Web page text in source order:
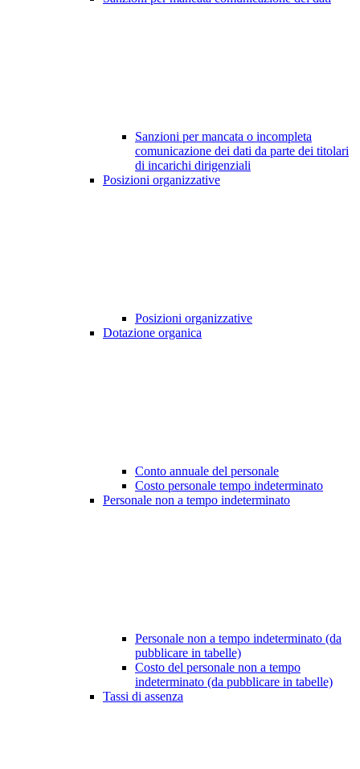
Sanzioni per mancata o incompleta
comunicazione dei dati da parte dei titolari
di incarichi dirigenziali
Posizioni organizzative
Posizioni organizzative
Dotazione organica
Conto annuale del personale
Costo personale tempo indeterminato
Personale non a tempo indeterminato
Personale non a tempo indeterminato (da
pubblicare in tabelle)
Costo del personale non a tempo
indeterminato (da pubblicare in tabelle)
Tassi di assenza